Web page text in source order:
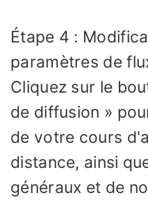
Étape 4 :
paramètres de
Cliquez sur le
de diffusion »
de votre cours
distance, ainsi
généraux et de